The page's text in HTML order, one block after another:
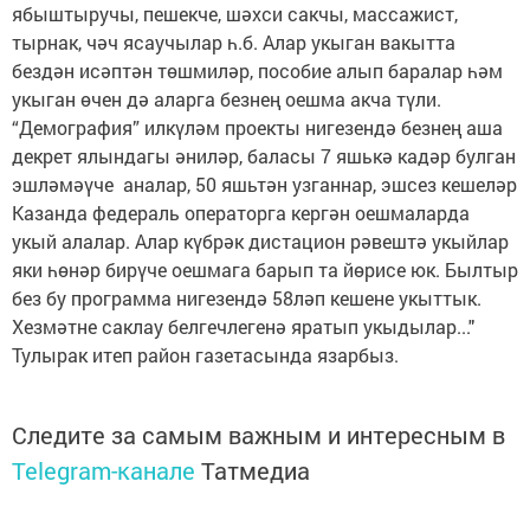
ябыштыручы, пешекче, шәхси сакчы, массажист,
тырнак, чәч ясаучылар һ.б. Алар укыган вакытта
бездән исәптән төшмиләр, пособие алып баралар һәм
укыган өчен дә аларга безнең оешма акча түли.
“Демография” илкүләм проекты нигезендә безнең аша
декрет ялындагы әниләр, баласы 7 яшькә кадәр булган
эшләмәүче аналар, 50 яшьтән узганнар, эшсез кешеләр
Казанда федераль операторга кергән оешмаларда
укый алалар. Алар күбрәк дистацион рәвештә укыйлар
яки һөнәр бирүче оешмага барып та йөрисе юк. Былтыр
без бу программа нигезендә 58ләп кешене укыттык.
Хезмәтне саклау белгечлегенә яратып укыдылар..."
Тулырак итеп район газетасында язарбыз.
Следите за самым важным и интересным в
Telegram-канале Татмедиа